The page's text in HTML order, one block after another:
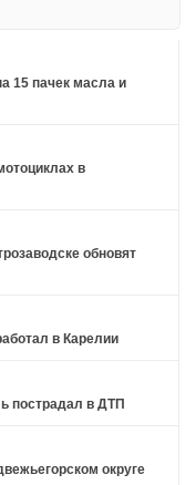
15 пачек масла и
в
обновят
в Карелии
пострадал в ДТП
округе